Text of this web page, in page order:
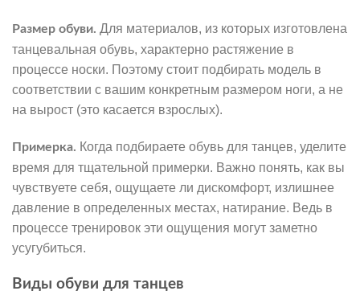
Размер обуви. Для материалов, из которых изготовлена
танцевальная обувь, характерно растяжение в
процессе носки. Поэтому стоит подбирать модель в
соответствии с вашим конкретным размером ноги, а не
на вырост (это касается взрослых).
Примерка. Когда подбираете обувь для танцев, уделите
время для тщательной примерки. Важно понять, как вы
чувствуете себя, ощущаете ли дискомфорт, излишнее
давление в определенных местах, натирание. Ведь в
процессе тренировок эти ощущения могут заметно
усугубиться.
Виды обуви для танцев